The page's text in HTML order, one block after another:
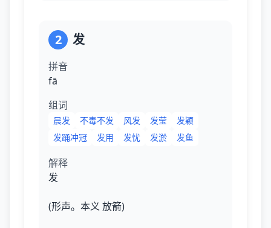
2 发
拼音
fā
组词
晨发 不毒不发 风发 发莹
发颖
发踊冲冠
发用 发忧 发淤 发鱼
解释
发
(形声。本义 放箭)